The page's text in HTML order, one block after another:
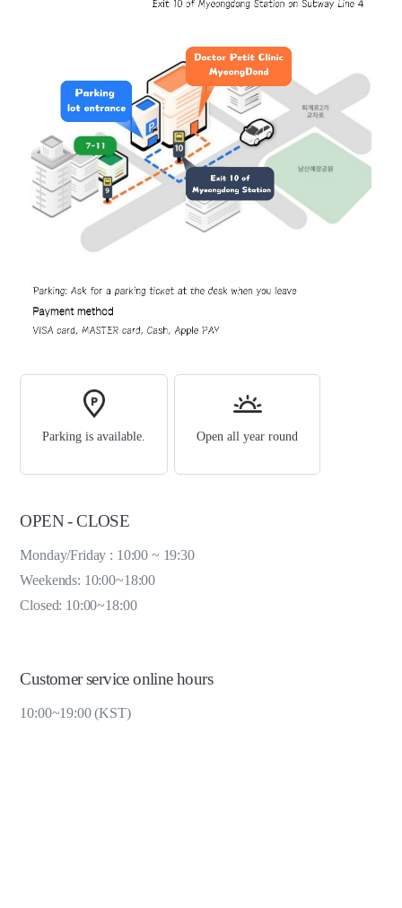
Parking is available. Open all year round
OPEN - CLOSE
Monday/Friday : 10:00 ~ 19:30
Weekends: 10:00~18:00
Closed: 10:00~18:00
Customer service online hours
10:00~19:00 (KST)